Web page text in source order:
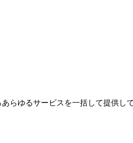
らゆるサービスを一括して提供し